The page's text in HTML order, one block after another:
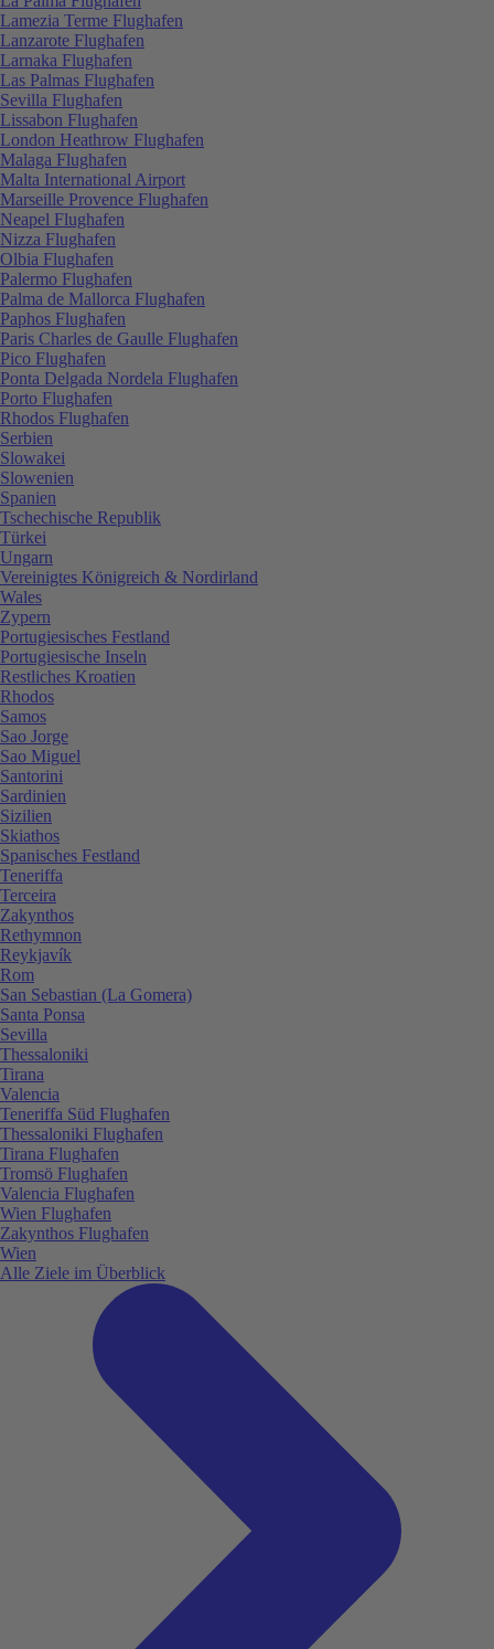
Lamezia Terme Flughafen
Lanzarote Flughafen
Larnaka Flughafen
Las Palmas Flughafen
Sevilla Flughafen
Lissabon Flughafen
London Heathrow Flughafen
Malaga Flughafen
Malta International Airport
Marseille Provence Flughafen
Neapel Flughafen
Nizza Flughafen
Olbia Flughafen
Palermo Flughafen
Palma de Mallorca Flughafen
Paphos Flughafen
Paris Charles de Gaulle Flughafen
Pico Flughafen
Ponta Delgada Nordela Flughafen
Porto Flughafen
Rhodos Flughafen
Serbien
Slowakei
Slowenien
Spanien
Tschechische Republik
Türkei
Ungarn
Vereinigtes Königreich & Nordirland
Wales
Zypern
Portugiesisches Festland
Portugiesische Inseln
Restliches Kroatien
Rhodos
Samos
Sao Jorge
Sao Miguel
Santorini
Sardinien
Sizilien
Skiathos
Spanisches Festland
Teneriffa
Terceira
Zakynthos
Rethymnon
Reykjavík
Rom
San Sebastian (La Gomera)
Santa Ponsa
Sevilla
Thessaloniki
Tirana
Valencia
Teneriffa Süd Flughafen
Thessaloniki Flughafen
Tirana Flughafen
Tromsö Flughafen
Valencia Flughafen
Wien Flughafen
Zakynthos Flughafen
Wien
Alle Ziele im Überblick